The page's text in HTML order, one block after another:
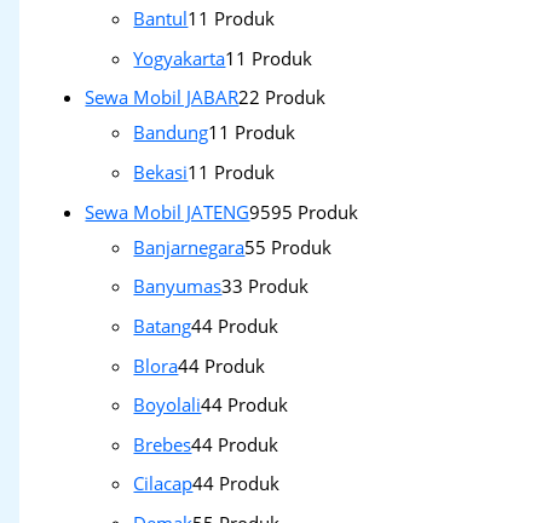
Bantul1 1 Produk
Yogyakarta1 1 Produk
Sewa Mobil JABAR22 Produk
Bandung1 1 Produk
Bekasi1 1 Produk
Sewa Mobil JATENG9595 Produk
Banjarnegara55 Produk
Banyumas33 Produk
Batang44 Produk
Blora44 Produk
Boyolali44 Produk
Brebes44 Produk
Cilacap44 Produk